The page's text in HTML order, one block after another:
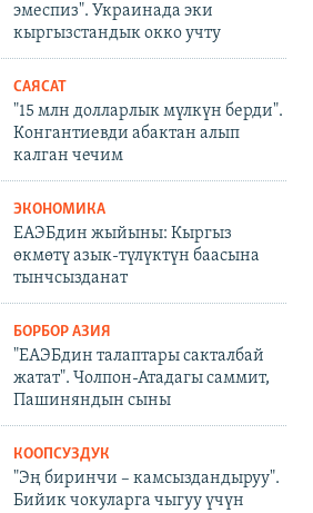
эмеспиз". Украинада эки
кыргызстандык окко учту
САЯСАТ
"15 млн долларлык мүлкүн берди".
Конгантиевди абактан алып
калган чечим
ЭКОНОМИКА
ЕАЭБдин жыйыны: Кыргыз
өкмөтү азык-түлүктүн баасына
тынчсызданат
БОРБОР АЗИЯ
"ЕАЭБдин талаптары сакталбай
жатат". Чолпон-Атадагы саммит,
Пашиняндын сыны
КООПСУЗДУК
"Эң биринчи – камсыздандыруу".
Бийик чокуларга чыгуу үчүн